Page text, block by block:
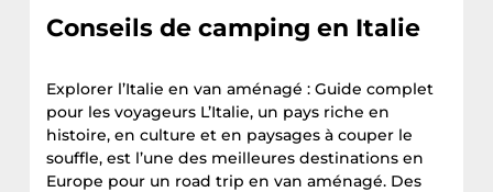
Conseils de camping en Italie
Explorer l’Italie en van aménagé : Guide complet
pour les voyageurs L’Italie, un pays riche en
histoire, en culture et en paysages à couper le
souffle, est l’une des meilleures destinations en
Europe pour un road trip en van aménagé. Des